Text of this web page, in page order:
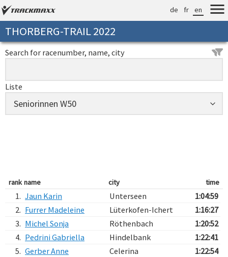
de fr en
THORBERG-TRAIL 2022
Search for racenumber, name, city
Liste
rank name city time
1. Jaun Karin Unterseen
1:04:59
2. Furrer Madeleine Lüterkofen-Ichert
1:16:27
3. Michel Sonja Röthenbach
1:20:52
4. Pedrini Gabriella Hindelbank
1:22:41
5. Gerber Anne Celerina
1:22:54